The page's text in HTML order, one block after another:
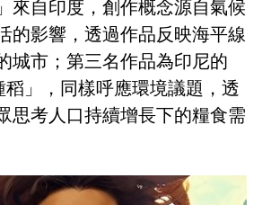
來自印度，創作概念源自氣候
的影響，透過作品反映海平線
城市；第三名作品為印尼的
稻」，同樣呼應環境議題，透
思考人口持續增長下的糧食需